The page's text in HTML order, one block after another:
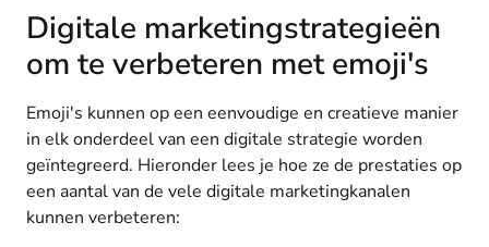
Digitale marketingstrategieën
om te verbeteren met emoji's
Emoji's kunnen op een eenvoudige en creatieve manier
in elk onderdeel van een digitale strategie worden
geïntegreerd. Hieronder lees je hoe ze de prestaties op
een aantal van de vele digitale marketingkanalen
kunnen verbeteren: